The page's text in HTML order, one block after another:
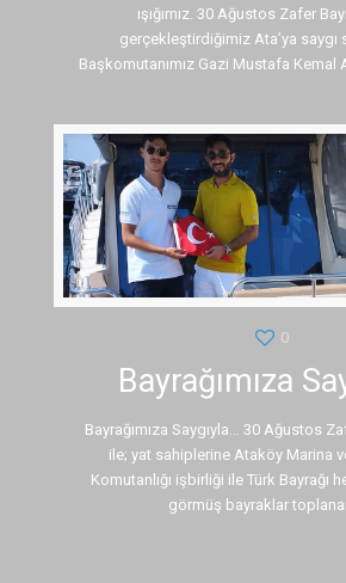
ışığımız. 30 Ağustos Zafer
gerçekleştirdiğimiz Ata’ya saygı
Başkomutanımız Gazi Mustafa Kemal
0
Bayrağımıza
Bayrağımıza Saygıyla… 30 Ağustos
ile; yat sahiplerine Ataköy Marina
Komutanlığı işbirliği ile Türk Bayrağı
görmüş bayraklar